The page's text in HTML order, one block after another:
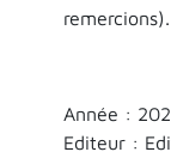
remercions).
Année :
Editeur :